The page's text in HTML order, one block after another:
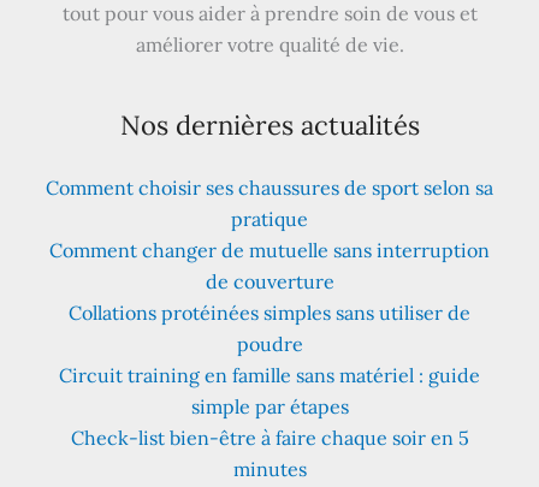
tout pour vous aider à prendre soin de vous et
améliorer votre qualité de vie.
Nos dernières actualités
Comment choisir ses chaussures de sport selon sa
pratique
Comment changer de mutuelle sans interruption
de couverture
Collations protéinées simples sans utiliser de
poudre
Circuit training en famille sans matériel : guide
simple par étapes
Check-list bien-être à faire chaque soir en 5
minutes